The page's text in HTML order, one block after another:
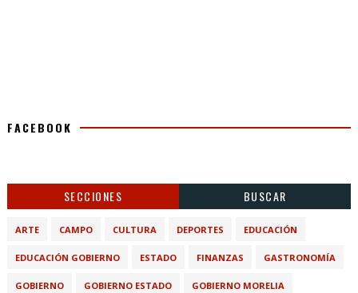
FACEBOOK
SECCIONES BUSCAR
ARTE CAMPO CULTURA DEPORTES EDUCACIÓN
EDUCACIÓN GOBIERNO ESTADO FINANZAS GASTRONOMÍA
GOBIERNO GOBIERNO ESTADO GOBIERNO MORELIA